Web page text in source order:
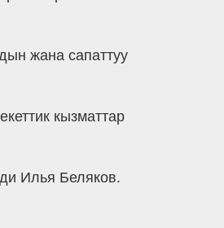
жана сапаттуу
кызматтар
Илья Беляков.